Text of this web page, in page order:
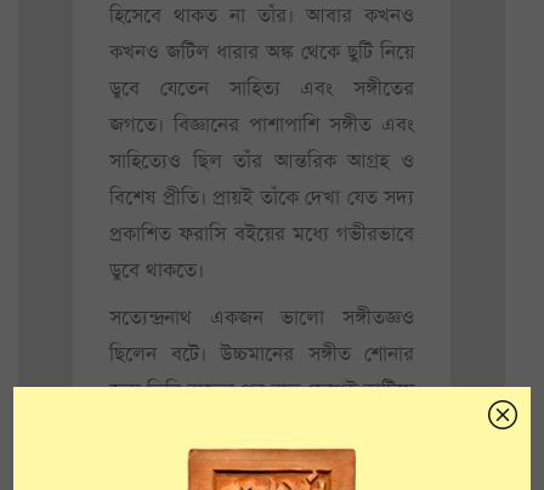
হিসেবে থাকত না তাঁর। আবার কখনও
কখনও জটিল ধারার অঙ্ক থেকে ছুটি নিয়ে
ডুবে যেতেন সাহিত্য এবং সঙ্গীতের
জগতে। বিজ্ঞানের পাশাপাশি সঙ্গীত এবং
সাহিত্যেও ছিল তাঁর আন্তরিক আগ্রহ ও
বিশেষ প্রীতি। প্রায়ই তাঁকে দেখা যেত সদ্য
প্রকাশিত ফরাসি বইয়ের মধ্যে গভীরভাবে
ডুবে থাকতে।
সত্যেন্দ্রনাথ একজন ভালো সঙ্গীতজ্ঞও
ছিলেন বটে। উচ্চমানের সঙ্গীত শোনার
জন্য তিনি রাতের পর রাত জেগেই কাটিয়ে
বাজাতেন। মন খারাপের সময়গুলো